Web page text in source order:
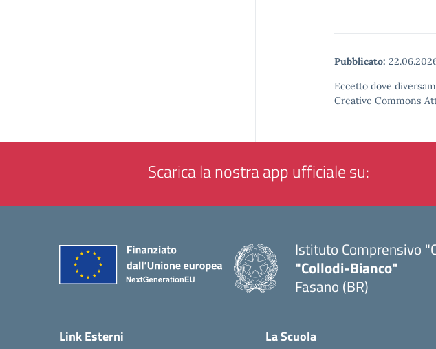
Pubblicato:
Eccetto dove
Creative Commons
Scarica la nostra app ufficiale su:
Istituto Comprensivo
"Collodi-Bianco"
Fasano (BR)
Link Esterni La Scuola